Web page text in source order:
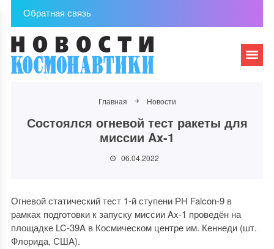
Обратная связь
Главная Новости
Состоялся огневой тест ракеты для
миссии Ax-1
06.04.2022
Огневой статический тест 1-й ступени РН Falcon-9 в
рамках подготовки к запуску миссии Ax-1 проведён на
площадке LC-39A в Космическом центре им. Кеннеди (шт.
Флорида, США).